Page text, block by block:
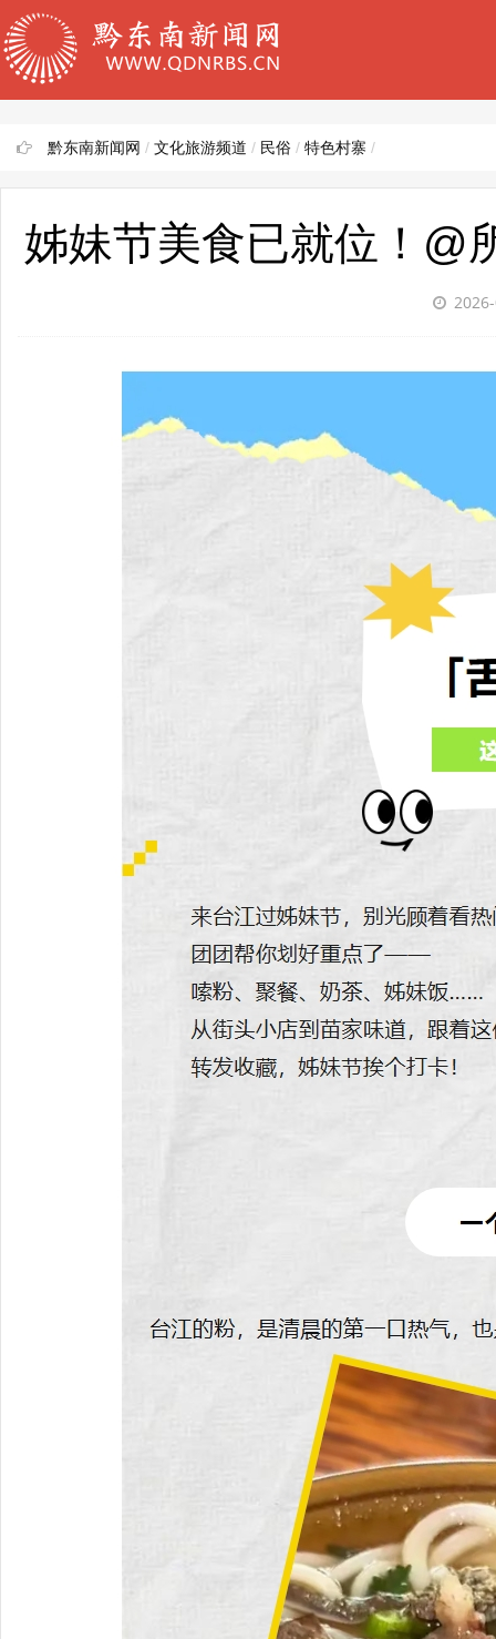
黔东南新闻网 / 文化旅游频道 / 民俗 / 特色村寨 /
姊妹节美食已就位！@